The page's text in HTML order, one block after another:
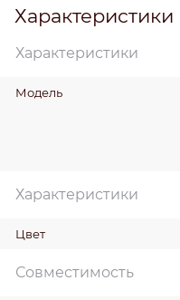
Характеристики
Характеристики
Модель
Характеристики
Цвет
Совместимость